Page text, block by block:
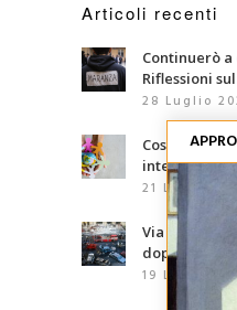
Articoli recenti
Continuerò
Riflessioni
28 Luglio
Cosa sono le
21 Luglio
Via
dopo: le
19 Luglio